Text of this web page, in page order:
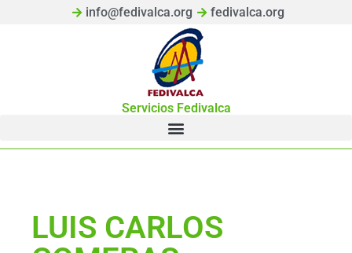
info@fedivalca.org fedivalca.org
Servicios Fedivalca
LUIS CARLOS